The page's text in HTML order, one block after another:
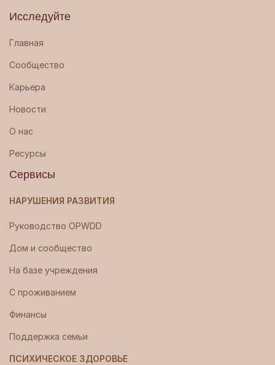
Исследуйте
Главная
Сообщество
Карьера
Новости
О нас
Ресурсы
Сервисы
НАРУШЕНИЯ РАЗВИТИЯ
Руководство OPWDD
Дом и сообщество
На базе учреждения
С проживанием
Финансы
Поддержка семьи
ПСИХИЧЕСКОЕ ЗДОРОВЬЕ